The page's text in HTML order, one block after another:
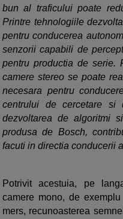
bun al traficului poate
Printre tehnologiile
pentru conducerea
senzorii capabili de
pentru productia de serie.
camere stereo se poate
necesara pentru
centrului de cercetare si
dezvoltarea de algoritmi
produsa de Bosch,
facuti in directia conducerii
Potrivit acestuia, pe
camere mono, de
mers, recunoasterea